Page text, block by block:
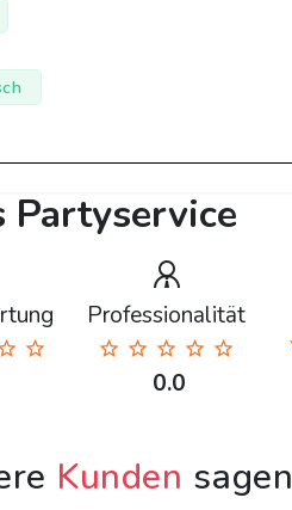
Partyservice
Professionalität
0.0
Kunden sagen